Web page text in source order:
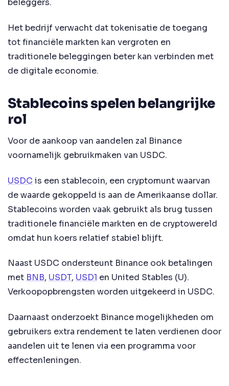
beleggers.
Het bedrijf verwacht dat tokenisatie de toegang
tot financiële markten kan vergroten en
traditionele beleggingen beter kan verbinden met
de digitale economie.
Stablecoins spelen belangrijke
rol
Voor de aankoop van aandelen zal Binance
voornamelijk gebruikmaken van USDC.
USDC is een stablecoin, een cryptomunt waarvan
de waarde gekoppeld is aan de Amerikaanse dollar.
Stablecoins worden vaak gebruikt als brug tussen
traditionele financiële markten en de cryptowereld
omdat hun koers relatief stabiel blijft.
Naast USDC ondersteunt Binance ook betalingen
met BNB, USDT, USD1 en United Stables (U).
Verkoopopbrengsten worden uitgekeerd in USDC.
Daarnaast onderzoekt Binance mogelijkheden om
gebruikers extra rendement te laten verdienen door
aandelen uit te lenen via een programma voor
effectenleningen.